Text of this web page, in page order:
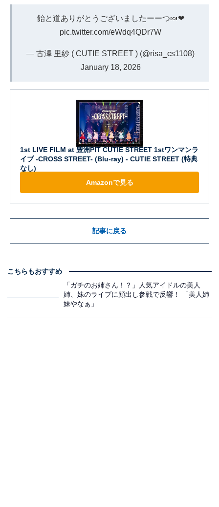
飴と道ありがとうございましたーーつ🍬❤︎
pic.twitter.com/eWdq4QDr7W
— 古澤 里紗 ( CUTIE STREET ) (@risa_cs1108)
January 18, 2026
1st LIVE FILM at 豊洲PIT CUTIE STREET 1stワンマンラ
イブ -CROSS STREET- (Blu-ray) - CUTIE STREET (特典
なし)
Amazonで見る
記事に戻る
こちらもおすすめ
「ガチのお姉さん！？」人気アイドルの美人
姉、妹のライブに顔出し参戦で反響！ 「美人姉
妹やなぁ」